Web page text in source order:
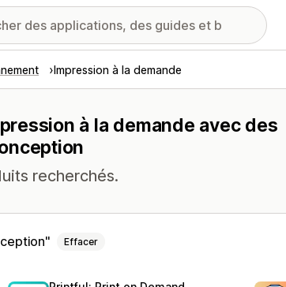
Impression à la demande
à la demande avec des
recherchés.
Effacer